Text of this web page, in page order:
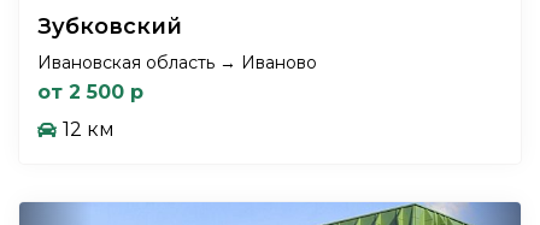
Зубковский
Ивановская область → Иваново
от 2 500 р
12 км